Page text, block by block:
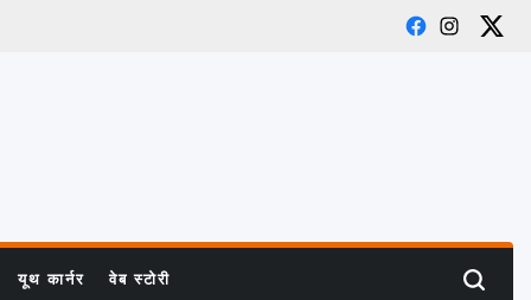
FacebookX
यूथ कार्नर वेब स्टोरी Search